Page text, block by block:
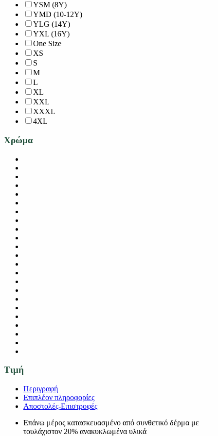
YSM (8Y)
YMD (10-12Y)
YLG (14Y)
YXL (16Y)
One Size
XS
S
M
L
XL
XXL
XXXL
4XL
Χρώμα
Τιμή
Περιγραφή
Επιπλέον πληροφορίες
Αποστολές-Επιστροφές
Επάνω μέρος κατασκευασμένο από συνθετικό δέρμα με
τουλάχιστον 20% ανακυκλωμένα υλικά